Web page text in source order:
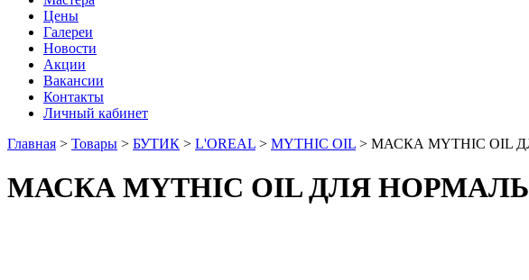
Цены
Галереи
Новости
Акции
Вакансии
Контакты
Личный кабинет
Главная > Товары > БУТИК > L'OREAL > MYTHIC OIL > МАСКА MYTHIC
МАСКА MYTHIC OIL ДЛЯ